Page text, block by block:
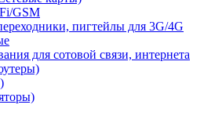
GSM
пигтейлы для 3G/4G
для сотовой связи, интернета